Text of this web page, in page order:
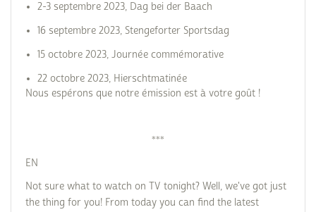
2-3 septembre 2023, Dag bei der Baach
16 septembre 2023, Stengeforter Sportsdag
15 octobre 2023, Journée commémorative
22 octobre 2023, Hierschtmatinée
Nous espérons que notre émission est à votre goût !
***
EN
Not sure what to watch on TV tonight? Well, we've got just
the thing for you! From today you can find the latest